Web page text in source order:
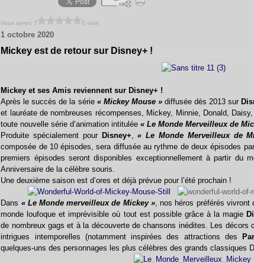
Vous aimez ? 0 vote
1 octobre 2020
Mickey est de retour sur Disney+ !
Mickey et ses Amis reviennent sur Disney+ !
Après le succès de la série « Mickey Mouse »diffusée dès 2013 sur
et lauréate de nombreuses récompenses, Mickey, Minnie, Donald,
toute nouvelle série d’animation intitulée« Le Monde Merveilleux de
Produite spécialement pour Disney+,« Le Monde Merveilleux de
composée de 10 épisodes, sera diffusée au rythme de deux épisodes
premiers épisodes seront disponibles exceptionnellement à partir du
Anniversaire de la célèbre souris.
Une deuxième saison est d’ores et déjà prévue pour l’été prochain !
Dans « Le Monde merveilleux de Mickey », nos héros préférés vivront
monde loufoque et imprévisible où tout est possible grâce à la magie
de nombreux gags et à la découverte de chansons inédites. Les décors
intrigues intemporelles (notamment inspirées des attractions des
quelques-uns des personnages les plus célèbres des grands classiques